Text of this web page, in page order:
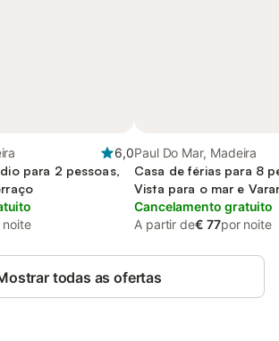
6,0
para 2 pessoas,
noite
Paul Do Mar, Madeira
Casa de férias para 8
Vista para o mar e
Terraço
Cancelamento gratuito
A partir de€ 77por noite
todas as ofertas